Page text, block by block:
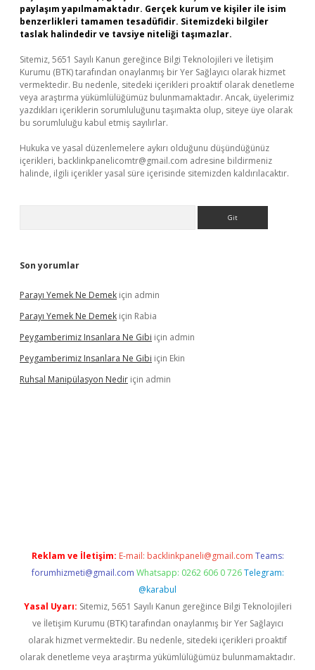
paylaşım yapılmamaktadır. Gerçek kurum ve kişiler ile isim
benzerlikleri tamamen tesadüfidir. Sitemizdeki bilgiler
taslak halindedir ve tavsiye niteliği taşımazlar.
Sitemiz, 5651 Sayılı Kanun gereğince Bilgi Teknolojileri ve İletişim
Kurumu (BTK) tarafından onaylanmış bir Yer Sağlayıcı olarak hizmet
vermektedir. Bu nedenle, sitedeki içerikleri proaktif olarak denetleme
veya araştırma yükümlülüğümüz bulunmamaktadır. Ancak, üyelerimiz
yazdıkları içeriklerin sorumluluğunu taşımakta olup, siteye üye olarak
bu sorumluluğu kabul etmiş sayılırlar.
Hukuka ve yasal düzenlemelere aykırı olduğunu düşündüğünüz
içerikleri, backlinkpanelicomtr@gmail.com adresine bildirmeniz
halinde, ilgili içerikler yasal süre içerisinde sitemizden kaldırılacaktır.
Son yorumlar
Parayı Yemek Ne Demek için admin
Parayı Yemek Ne Demek için Rabia
Peygamberimiz Insanlara Ne Gibi için admin
Peygamberimiz Insanlara Ne Gibi için Ekin
Ruhsal Manipülasyon Nedir için admin
Reklam ve İletişim: E-mail: backlinkpaneli@gmail.com Teams:
forumhizmeti@gmail.com Whatsapp: 0262 606 0 726 Telegram:
@karabul
Yasal Uyarı: Sitemiz, 5651 Sayılı Kanun gereğince Bilgi Teknolojileri
ve İletişim Kurumu (BTK) tarafından onaylanmış bir Yer Sağlayıcı
olarak hizmet vermektedir. Bu nedenle, sitedeki içerikleri proaktif
olarak denetleme veya araştırma yükümlülüğümüz bulunmamaktadır.